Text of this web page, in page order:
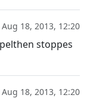
Aug 18, 2013, 12:20
stoppes
Aug 18, 2013, 12:20